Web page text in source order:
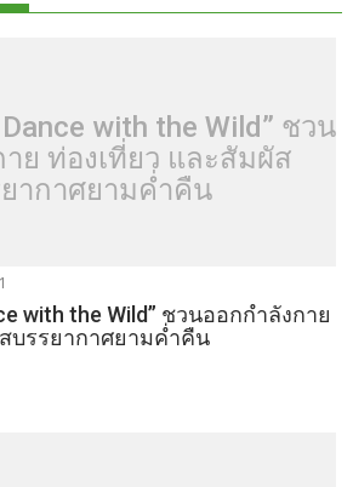
with the Wild” ชวน
ย ท่องเที่ยว และสัมผัส
ากาศยามค่ำคืน
with the Wild” ชวนออกกำลังกาย
บรรยากาศยามค่ำคืน